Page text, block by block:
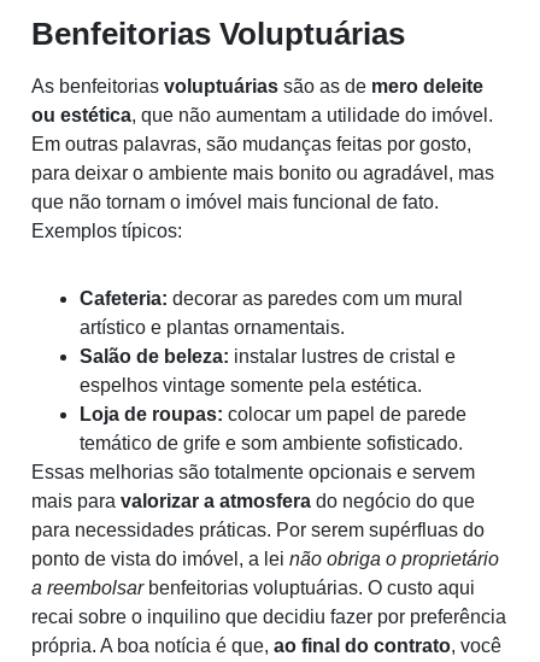
Benfeitorias Voluptuárias
As benfeitorias voluptuárias são as de mero deleite
ou estética, que não aumentam a utilidade do imóvel.
Em outras palavras, são mudanças feitas por gosto,
para deixar o ambiente mais bonito ou agradável, mas
que não tornam o imóvel mais funcional de fato.
Exemplos típicos:
Cafeteria: decorar as paredes com um mural
artístico e plantas ornamentais.
Salão de beleza: instalar lustres de cristal e
espelhos vintage somente pela estética.
Loja de roupas: colocar um papel de parede
temático de grife e som ambiente sofisticado.
Essas melhorias são totalmente opcionais e servem
mais para valorizar a atmosfera do negócio do que
para necessidades práticas. Por serem supérfluas do
ponto de vista do imóvel, a lei não obriga o proprietário
a reembolsarbenfeitorias voluptuárias. O custo aqui
recai sobre o inquilino que decidiu fazer por preferência
própria. A boa notícia é que, ao final do contrato, você